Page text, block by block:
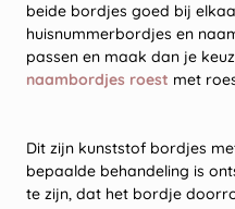
beide bordjes goed bij
huisnummerbordjes en
passen en maak dan je
naambordjes roest met
Dit zijn kunststof bordjes
bepaalde behandeling is
te zijn, dat het bordje